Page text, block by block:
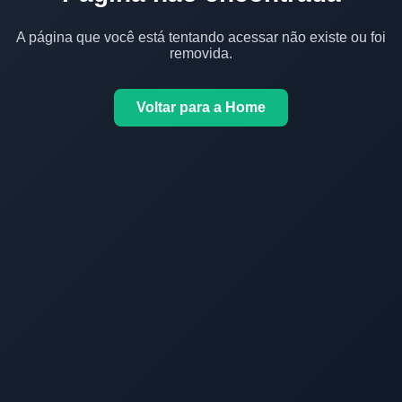
A página que você está tentando acessar não existe ou foi
removida.
Voltar para a Home